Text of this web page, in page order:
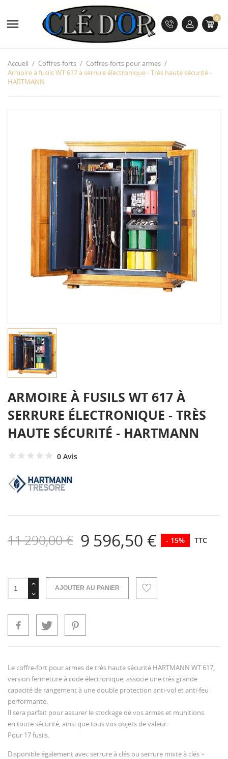
 0
Accueil Coffres-forts
Coffres-forts pour armes
Armoire à fusils WT 617 à serrure électronique - Très haute sécurité -
HARTMANN
ARMOIRE À FUSILS WT 617 À
SERRURE ÉLECTRONIQUE - TRÈS
HAUTE SÉCURITÉ - HARTMANN
0 Avis
11 290,00 € 9 596,50 € - 15% TTC
AJOUTER AU PANIER
Le coffre-fort pour armes de très haute sécurité HARTMANN WT 617,
version fermeture à code électronique, associe une très grande
capacité de rangement à une double protection anti-vol et anti-feu
performante.
Il sera parfait pour assurer le stockage de vos armes et munitions
en toute sécurité, ainsi que tous vos objets de valeur.
Pour 17 fusils.
Disponible également avec serrure à clés ou serrure mixte à clés +